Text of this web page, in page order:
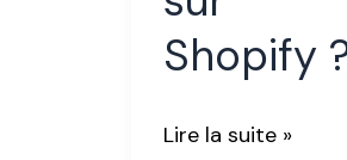
Shopify
Lire la suite »